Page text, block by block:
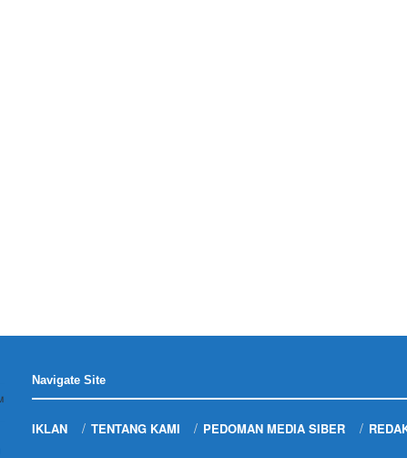
Navigate Site
IKLAN TENTANG KAMI PEDOMAN MEDIA SIBER